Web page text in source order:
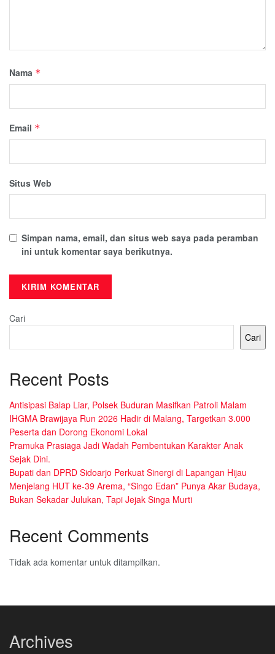
Nama *
Email *
Situs Web
Simpan nama, email, dan situs web saya pada peramban
ini untuk komentar saya berikutnya.
Cari
Cari
Recent Posts
Antisipasi Balap Liar, Polsek Buduran Masifkan Patroli Malam
IHGMA Brawijaya Run 2026 Hadir di Malang, Targetkan 3.000
Peserta dan Dorong Ekonomi Lokal
Pramuka Prasiaga Jadi Wadah Pembentukan Karakter Anak
Sejak Dini.
Bupati dan DPRD Sidoarjo Perkuat Sinergi di Lapangan Hijau
Menjelang HUT ke-39 Arema, “Singo Edan” Punya Akar Budaya,
Bukan Sekadar Julukan, Tapi Jejak Singa Murti
Recent Comments
Tidak ada komentar untuk ditampilkan.
Archives